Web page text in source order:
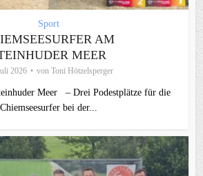
Sport
AM
MEER
2026 von Toni Hötzelsperger
Meer – Drei Podestplätze für die
Chiemseesurfer bei der...